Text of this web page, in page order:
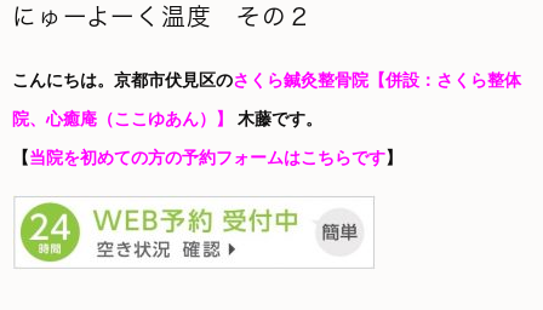
にゅーよーく温度 その２
こんにちは。京都市伏見区のさくら鍼灸整骨院【併設：さくら整体
院、心癒庵（ここゆあん）】
木藤です。
【当院を初めての方の予約フォームはこちらです】